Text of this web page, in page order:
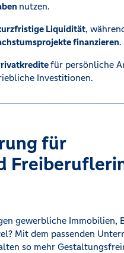
nutzen.
Liquidität,
finanzieren.
für persönliche
Investitionen.
für
gewerbliche Immobilien,
Mit dem passenden
so mehr